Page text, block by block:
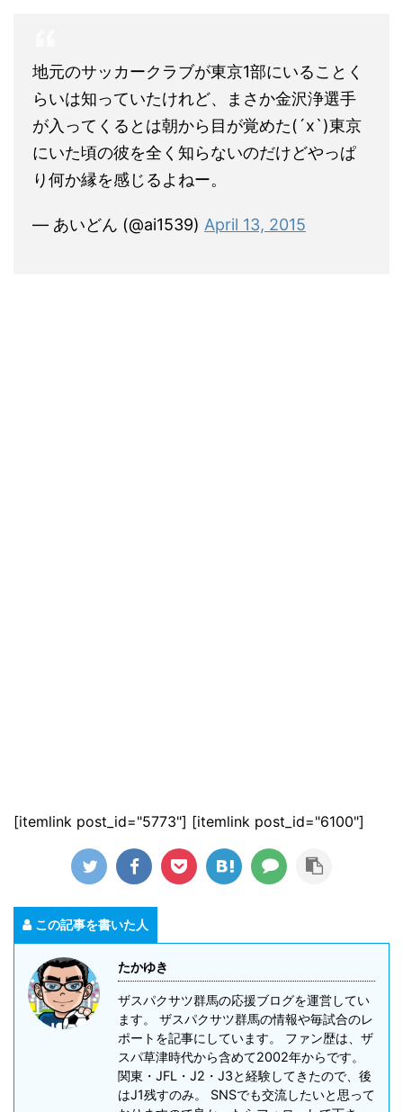
地元のサッカークラブが東京1部にいることく
らいは知っていたけれど、まさか金沢浄選手
が入ってくるとは朝から目が覚めた(´x`)東京
にいた頃の彼を全く知らないのだけどやっぱ
り何か縁を感じるよねー。
— あいどん (@ai1539) April 13, 2015
[itemlink post_id="5773"] [itemlink post_id="6100"]
この記事を書いた人
たかゆき
ザスパクサツ群馬の応援ブログを運営してい
ます。 ザスパクサツ群馬の情報や毎試合のレ
ポートを記事にしています。 ファン歴は、ザ
スパ草津時代から含めて2002年からです。
関東・JFL・J2・J3と経験してきたので、後
はJ1残すのみ。 SNSでも交流したいと思って